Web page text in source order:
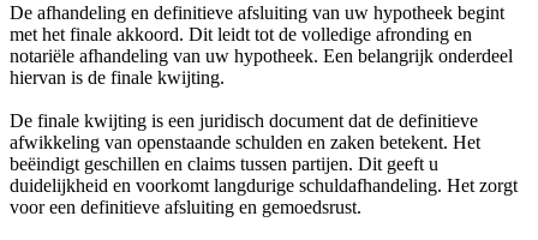
De afhandeling en definitieve afsluiting van uw hypotheek begint
met het finale akkoord. Dit leidt tot de volledige afronding en
notariële afhandeling van uw hypotheek. Een belangrijk onderdeel
hiervan is de finale kwijting.
De finale kwijting is een juridisch document dat de definitieve
afwikkeling van openstaande schulden en zaken betekent. Het
beëindigt geschillen en claims tussen partijen. Dit geeft u
duidelijkheid en voorkomt langdurige schuldafhandeling. Het zorgt
voor een definitieve afsluiting en gemoedsrust.